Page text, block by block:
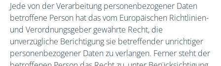
Jede von der Verarbeitung personenbezogener Daten
betroffene Person hat das vom Europäischen Richtlinien-
und Verordnungsgeber gewährte Recht, die
unverzügliche Berichtigung sie betreffender unrichtiger
personenbezogener Daten zu verlangen. Ferner steht der